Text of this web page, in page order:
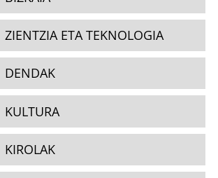
ZIENTZIA ETA TEKNOLOGIA
DENDAK
KULTURA
KIROLAK